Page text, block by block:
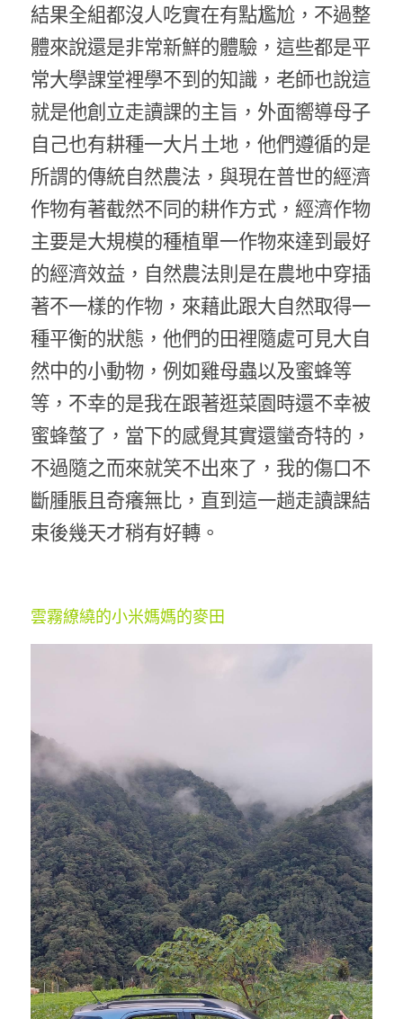
結果全組都沒人吃實在有點尷尬，不過整
體來說還是非常新鮮的體驗，這些都是平
常大學課堂裡學不到的知識，老師也說這
就是他創立走讀課的主旨，外面嚮導母子
自己也有耕種一大片土地，他們遵循的是
所謂的傳統自然農法，與現在普世的經濟
作物有著截然不同的耕作方式，經濟作物
主要是大規模的種植單一作物來達到最好
的經濟效益，自然農法則是在農地中穿插
著不一樣的作物，來藉此跟大自然取得一
種平衡的狀態，他們的田裡隨處可見大自
然中的小動物，例如雞母蟲以及蜜蜂等
等，不幸的是我在跟著逛菜園時還不幸被
蜜蜂螫了，當下的感覺其實還蠻奇特的，
不過隨之而來就笑不出來了，我的傷口不
斷腫脹且奇癢無比，直到這一趟走讀課結
束後幾天才稍有好轉。
雲霧繚繞的小米媽媽的麥田